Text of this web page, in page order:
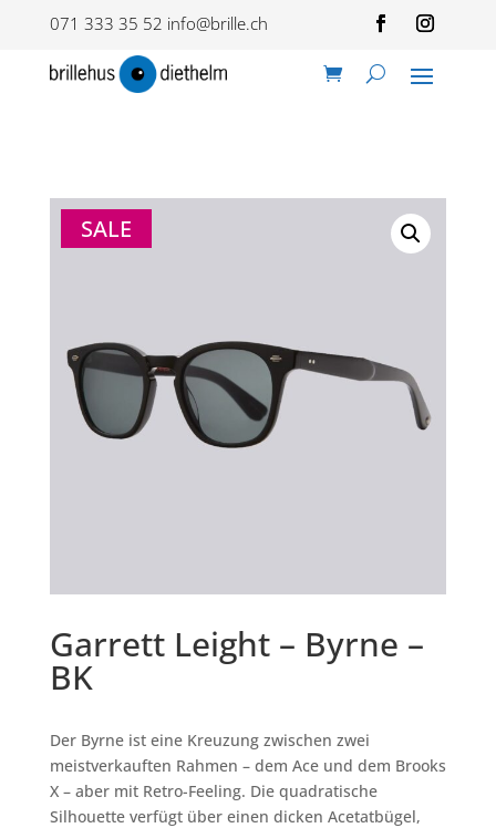
071 333 35 52 info@brille.ch
SALE
Garrett Leight – Byrne –
BK
Der Byrne ist eine Kreuzung zwischen zwei
meistverkauften Rahmen – dem Ace und dem Brooks
X – aber mit Retro-Feeling. Die quadratische
Silhouette verfügt über einen dicken Acetatbügel,